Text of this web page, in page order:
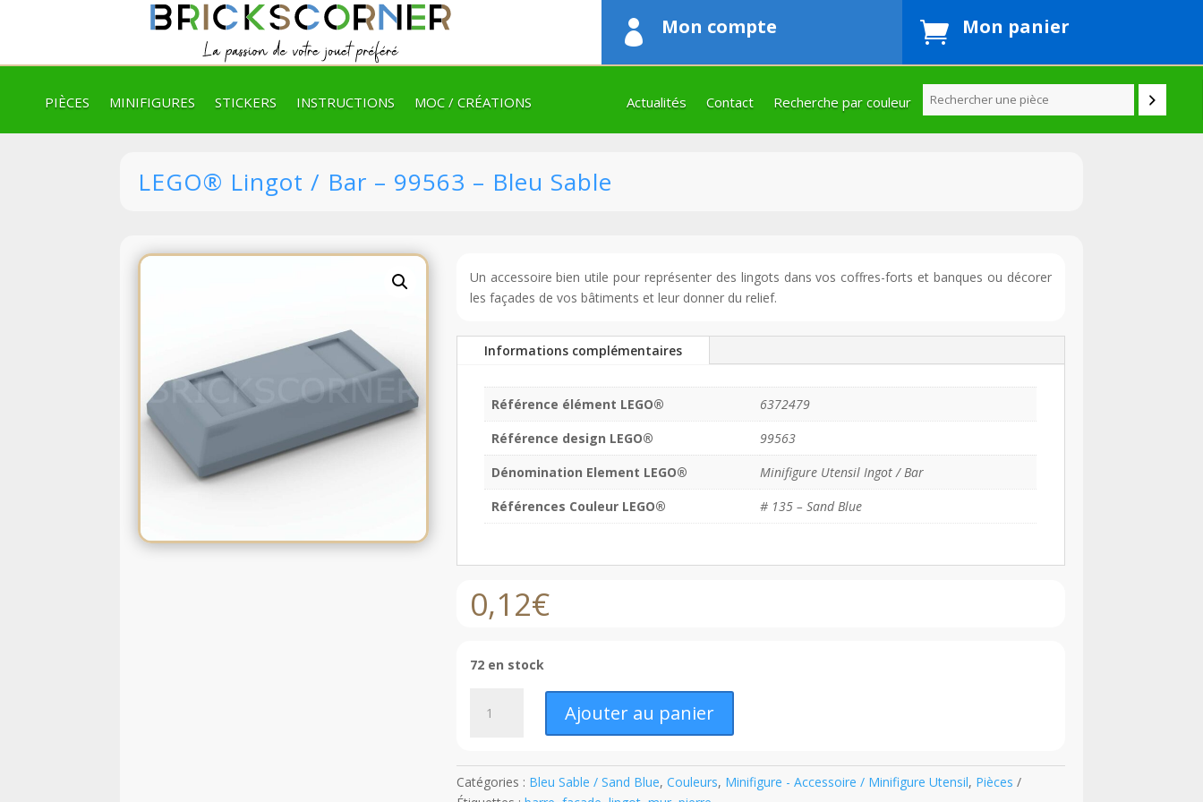
 Mon compte  Mon panier
PIÈCES MINIFIGURES STICKERS INSTRUCTIONS MOC / CRÉATIONS Actualités Contact Recherche par couleur
LEGO® Lingot / Bar – 99563 – Bleu Sable
Un accessoire bien utile pour représenter des lingots dans vos coffres-forts et banques ou décorer
les façades de vos bâtiments et leur donner du relief.
Informations complémentaires
Référence élément LEGO®
6372479
Référence design LEGO®
99563
Dénomination Element LEGO®
Minifigure Utensil Ingot / Bar
Références Couleur LEGO®
# 135 – Sand Blue
0,12€
72 en stock
/
Ajouter au panier
Catégories : Bleu Sable / Sand Blue, Couleurs, Minifigure - Accessoire / Minifigure Utensil, Pièces